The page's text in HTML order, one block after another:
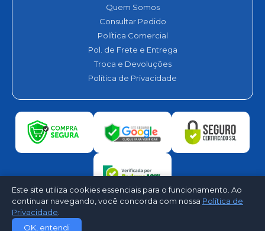
Quem Somos
Consultar Pedido
Política Comercial
Pol. de Frete e Entrega
Troca e Devoluções
Política de Privacidade
©2026 - Sophia Refrigeração. Todos os direitos reservados -
Este site utiliza cookies essenciais para o funcionamento. Ao
continuar navegando, você concorda com nossa Política de
Privacidade
OK, entendi